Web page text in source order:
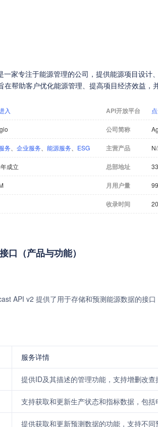
一家专注于能源管理的公司，提供能源项目设计
在帮助客户优化能源管理、提高项目经济效益，
入 API开放平台
公司简称
务 企业服务 能源服务 ESG 主营产品
成立 总部地址
月用户量
收录时间
口（产品与功能）
API v2 提供了用于存储和预测能源数据的接
服务详情
提供ID及其描述的管理功能，支持增删改查
支持获取和更新生产状态和指标数据，包
提供获取和更新预测数据的功能，支持不